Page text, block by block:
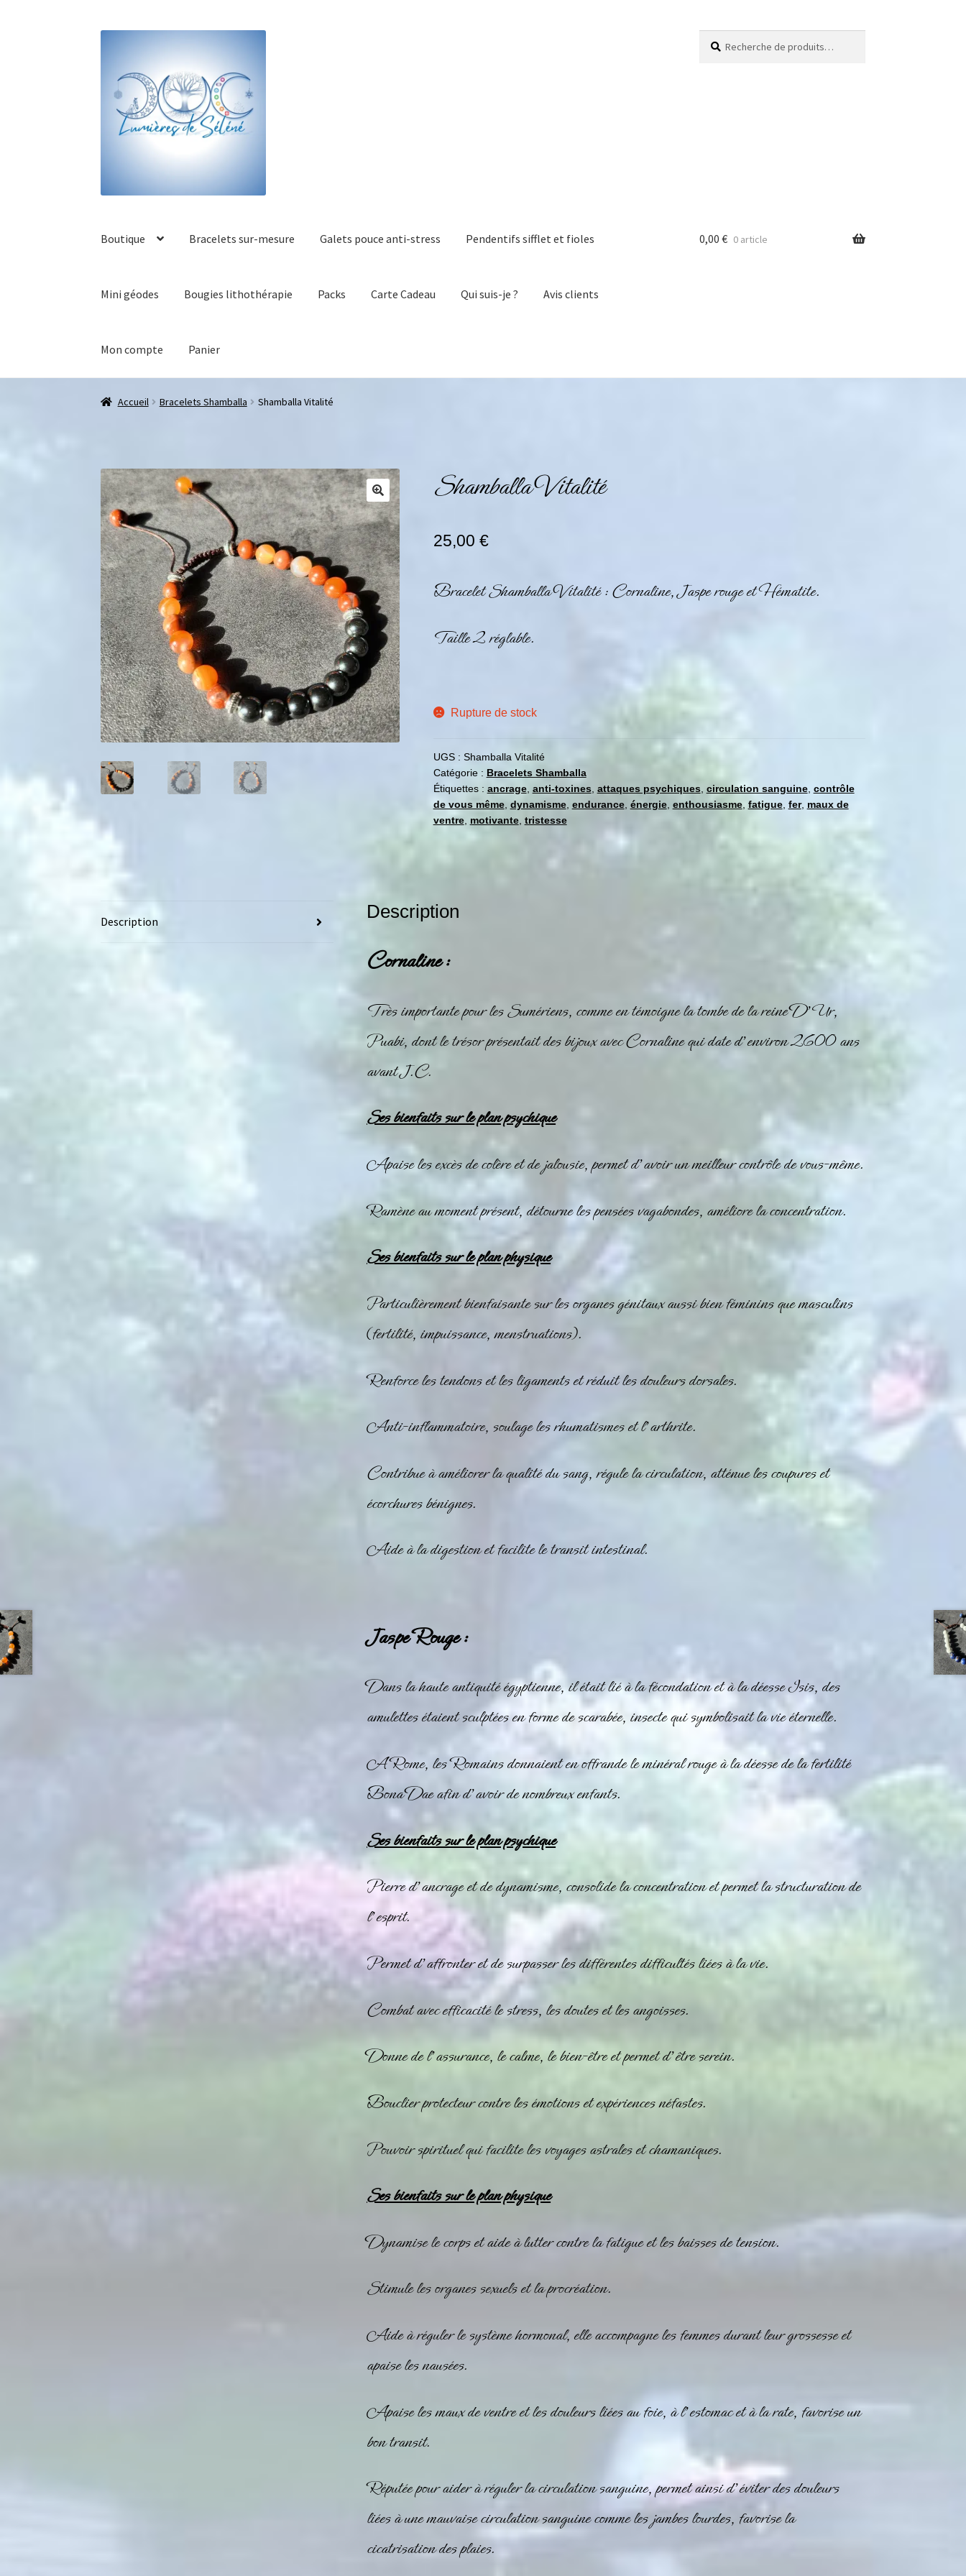
Boutique Bracelets sur-mesure Galets pouce anti-stress Pendentifs sifflet et fioles
Mini géodes Bougies lithothérapie Packs Carte Cadeau Qui suis-je ? Avis clients
Mon compte Panier
0,00 € 0 article
Accueil Bracelets Shamballa Shamballa Vitalité
Shamballa Vitalité
25,00 €
Bracelet Shamballa Vitalité : Cornaline, Jaspe rouge et Hématite.
Taille 2 réglable.
Rupture de stock
UGS : Shamballa Vitalité
Catégorie : Bracelets Shamballa
Étiquettes : ancrage, anti-toxines attaques psychiques, circulation sanguine, contrôle
de vous même, dynamisme, endurance, énergie, enthousiasme, fatigue, fer, maux de
ventre, motivante, tristesse
Description Description
Cornaline :
Très importante pour les Sumériens, comme en témoigne la tombe de la reine D’Ur,
Puabi, dont le trésor présentait des bijoux avecCornalinequi date d’environ 2600 ans
avant J.C.
Ses bienfaits sur le plan psychique
Apaise les excès de colère et de jalousie, permet d’avoir un meilleur contrôle de vous-même.
Ramène au moment présent, détourne les pensées vagabondes, améliore la concentration.
Ses bienfaits sur le plan physique
Particulièrement bienfaisante sur les organes génitaux aussi bien féminins que masculins
(fertilité, impuissance, menstruations).
Renforce les tendons et les ligaments et réduit les douleurs dorsales.
Anti-inflammatoire, soulage les rhumatismes et l’arthrite.
Contribue à améliorer la qualité du sang, régule la circulation, atténue les coupures et
écorchures bénignes.
Aide à la digestion et facilite le transit intestinal.
Jaspe Rouge :
Dans la haute antiquité égyptienne, il était lié à la fécondation et à la déesse Isis, des
amulettes étaient sculptées en forme de scarabée, insecte qui symbolisait la vie éternelle.
A Rome, les Romains donnaient en offrande le minéralrougeà la déesse de la fertilité
Bona Dae afin d’avoir de nombreux enfants.
Ses bienfaits sur le plan psychique
Pierre d’ancrage et de dynamisme, consolide la concentration et permet la structuration de
l’esprit.
Permet d’affronter et de surpasser les différentes difficultés liées à la vie.
Combat avec efficacité le stress, les doutes et les angoisses.
Donne de l’assurance, le calme, le bien-être et permet d’être serein.
Bouclier protecteur contre les émotions et expériences néfastes.
Pouvoir spirituel qui facilite les voyages astrales et chamaniques.
Ses bienfaits sur le plan physique
Dynamise le corps et aide à lutter contre la fatigue et les baisses de tension.
Stimule les organes sexuels et la procréation.
Aide à réguler le système hormonal, elle accompagne les femmes durant leur grossesse et
apaise les nausées.
Apaise les maux de ventre et les douleurs liées au foie, à l’estomac et à la rate, favorise un
bon transit.
Réputée pour aider à réguler la circulation sanguine, permet ainsi d’éviter des douleurs
liées à une mauvaise circulation sanguine comme les jambes lourdes, favorise la
cicatrisation des plaies.